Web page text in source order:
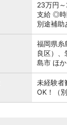
23万円
支給 ◎時
別途補
福岡県糸
良区）
島市 ほ
未経験
OK！（